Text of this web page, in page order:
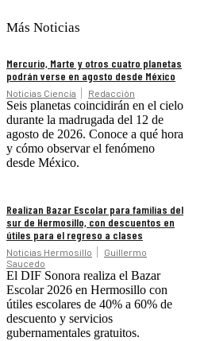
Más Noticias
Mercurio, Marte y otros cuatro planetas
podrán verse en agosto desde México
Noticias Ciencia Redacción
Seis planetas coincidirán en el cielo
durante la madrugada del 12 de
agosto de 2026. Conoce a qué hora
y cómo observar el fenómeno
desde México.
Realizan Bazar Escolar para familias del
sur de Hermosillo, con descuentos en
útiles para el regreso a clases
Noticias Hermosillo
Guillermo
Saucedo
El DIF Sonora realiza el Bazar
Escolar 2026 en Hermosillo con
útiles escolares de 40% a 60% de
descuento y servicios
gubernamentales gratuitos.